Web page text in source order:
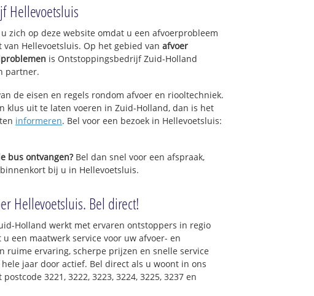
Land
Hoek
Hellevoetsluis
zich op deze website omdat u een afvoerprobleem
Hellevoetsluis. Op het gebied van afvoer
is Ontstoppingsbedrijf Zuid-Holland
partner.
de eisen en regels rondom afvoer en riooltechniek.
klus uit te laten voeren in Zuid-Holland, dan is het
informeren. Bel voor een bezoek in Hellevoetsluis:
bus ontvangen?Bel dan snel voor een afspraak,
bij u in Hellevoetsluis.
Hellevoetsluis. Bel direct!
Holland werkt met ervaren ontstoppers in regio
een maatwerk service voor uw afvoer- en
ruime ervaring, scherpe prijzen en snelle service
jaar door actief. Bel direct als u woont in ons
3221, 3222, 3223, 3224, 3225, 3237 en